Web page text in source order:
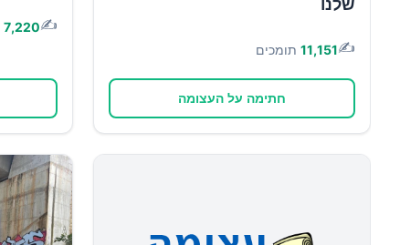
שלנו
✍️
11,151 תומכים
חתימה על העצומה
✍️
7,220